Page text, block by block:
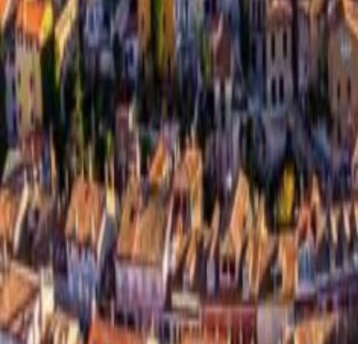
Agenzie Viaggi Sicure
Fondo Vacanze Felici
My Network